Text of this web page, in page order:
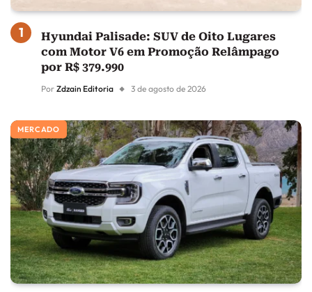
Hyundai Palisade: SUV de Oito Lugares
com Motor V6 em Promoção Relâmpago
por R$ 379.990
Por Zdzain Editoria 3 de agosto de 2026
MERCADO